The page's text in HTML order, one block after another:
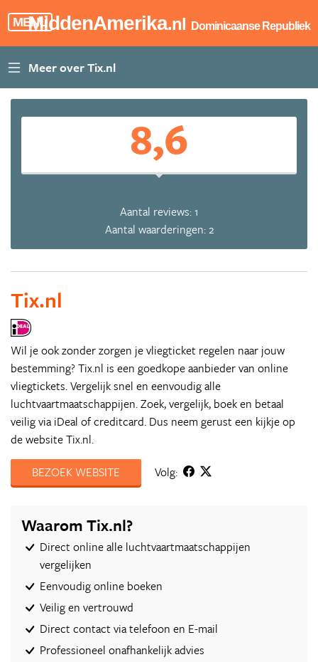
MENU
MiddenAmerika.nl Dominicaanse Republiek
8,6
Aantal reviews: 1
Aantal waarderingen: 2
Tix.nl
Wil je ook zonder zorgen je vliegticket regelen naar jouw
bestemming? Tix.nl is een goedkope aanbieder van online
vliegtickets. Vergelijk snel en eenvoudig alle
luchtvaartmaatschappijen. Zoek, vergelijk, boek en betaal
veilig via iDeal of creditcard. Dus neem gerust een kijkje op
de website Tix.nl.
BEZOEK WEBSITE
Volg:
Waarom Tix.nl?
Direct online alle luchtvaartmaatschappijen
vergelijken
Eenvoudig online boeken
Veilig en vertrouwd
Direct contact via telefoon en E-mail
Professioneel onafhankelijk advies